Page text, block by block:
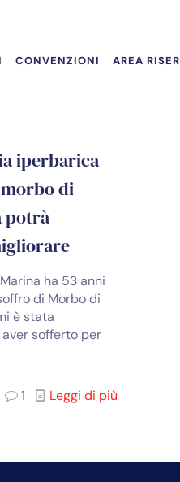
CONVENZIONI AREA
iperbarica
di
potrà
ha 53 anni
di Morbo di
è stata
sofferto per
1 Leggi di più